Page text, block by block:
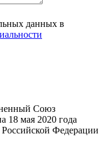
данных в
Союз
18 мая 2020 года
Федерации